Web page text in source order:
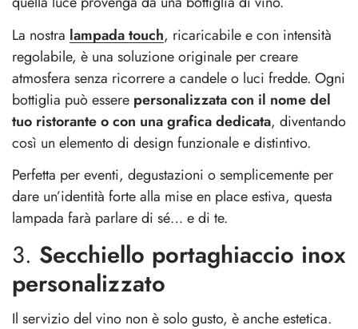
La nostra lampada touch, ricaricabile e con intensità
regolabile, è una soluzione originale per creare
atmosfera senza ricorrere a candele o luci fredde. Ogni
bottiglia può essere personalizzata con il nome del
tuo ristorante o con una grafica dedicata, diventando
così un elemento di design funzionale e distintivo.
Perfetta per eventi, degustazioni o semplicemente per
dare un’identità forte alla mise en place estiva, questa
lampada farà parlare di sé… e di te.
3. Secchiello portaghiaccio inox
personalizzato
Il servizio del vino non è solo gusto, è anche estetica.